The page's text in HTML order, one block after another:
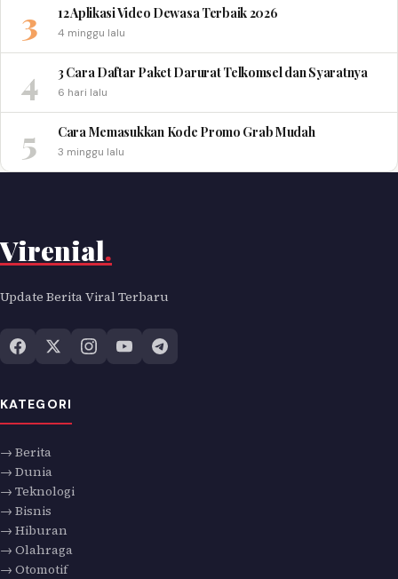
3 12 Aplikasi Video Dewasa Terbaik 2026
4 minggu lalu
4 3 Cara Daftar Paket Darurat Telkomsel dan Syaratnya
6 hari lalu
5 Cara Memasukkan Kode Promo Grab Mudah
3 minggu lalu
Virenial.
Update Berita Viral Terbaru
KATEGORI
→ Berita
→ Dunia
→ Teknologi
→ Bisnis
→ Hiburan
→ Olahraga
→ Otomotif